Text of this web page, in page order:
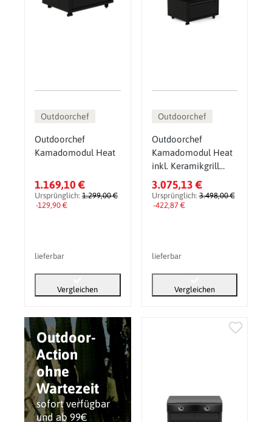
Outdoor-
Action
ohne
Wartezeit
sofort verfügbar
und ab 99€
Outdoorchef
Outdoorchef
Kamadomodul Heat
1.169,10 €
Ursprünglich: 1.299,00 €
-129,90 €
lieferbar
Vergleichen
Outdoorchef
Outdoorchef
Kamadomodul Heat
inkl. Keramikgrill
EGG 550 H
3.075,13 €
Ursprünglich:3.498,00 €
-422,87 €
lieferbar
Vergleichen